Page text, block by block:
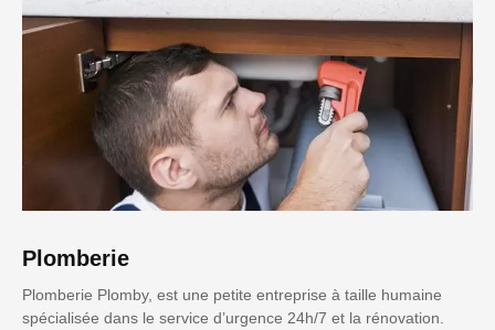
Plomberie
Plomberie Plomby, est une petite entreprise à taille humaine
spécialisée dans le service d’urgence 24h/7 et la rénovation.